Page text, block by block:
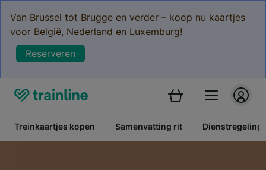
Van Brussel tot Brugge en verder – koop nu kaartjes
voor België, Nederland en Luxemburg!
Reserveren
Treinkaartjes kopen Samenvatting rit Dienstregeling